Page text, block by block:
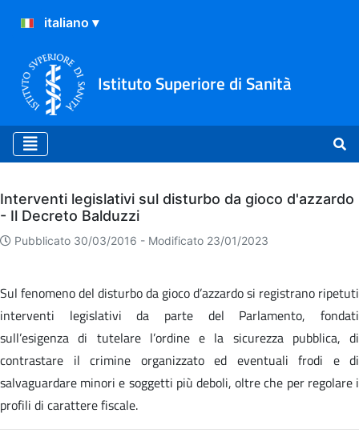
Istituto Superiore di Sanità
Archivio
Interventi legislativi sul disturbo da gioco d'azzardo
- Il Decreto Balduzzi
Pubblicato 30/03/2016 - Modificato 23/01/2023
Sul fenomeno del disturbo da gioco d’azzardo si registrano ripetuti
interventi legislativi da parte del Parlamento, fondati
sull’esigenza di tutelare l’ordine e la sicurezza pubblica, di
contrastare il crimine organizzato ed eventuali frodi e di
salvaguardare minori e soggetti più deboli, oltre che per regolare i
profili di carattere fiscale.